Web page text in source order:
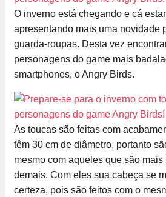
O inverno está chegando e cá
apresentando mais uma novidade
guarda-roupas. Desta vez
personagens do game mais
smartphones, o Angry Birds.
As toucas são feitas com
têm 30 cm de diâmetro, portanto
mesmo com aqueles que são
demais. Com eles sua cabeça se
certeza, pois são feitos com o